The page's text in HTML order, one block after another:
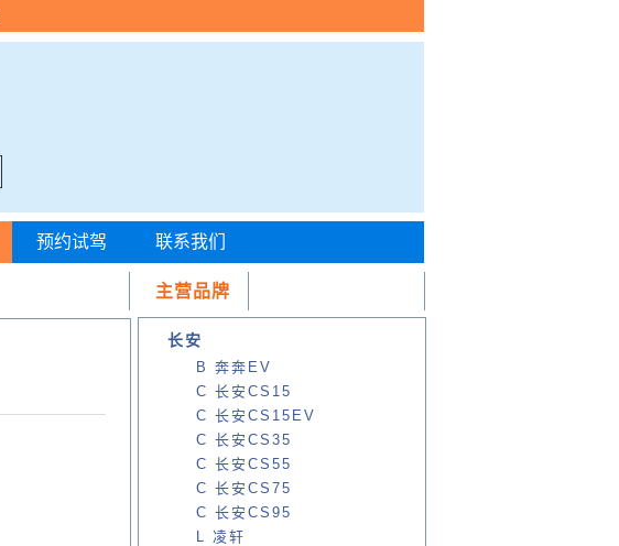
预约试驾 联系我们
主营品牌
长安
B 奔奔EV
C 长安CS15
C 长安CS15EV
C 长安CS35
C 长安CS55
C 长安CS75
C 长安CS95
L 凌轩